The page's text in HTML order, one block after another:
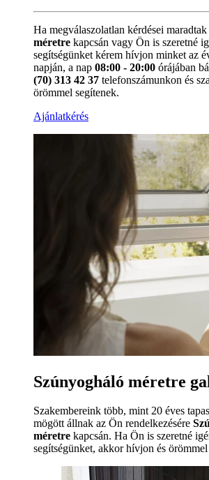
Ha megválaszolatlan kérdései maradtak
méretre kapcsán vagy Ön is szeretné
segítségünket kérem hívjon minket az
napján, a nap 08:00 - 20:00 órájában
(70) 313 42 37 telefonszámunkon és
örömmel segítenek.
Ajánlatkérés
Szúnyogháló méretre
Szakembereink több, mint 20 éves
mögött állnak az Ön rendelkezésére
méretre kapcsán. Ha Ön is szeretné
segítségünket, akkor hívjon és